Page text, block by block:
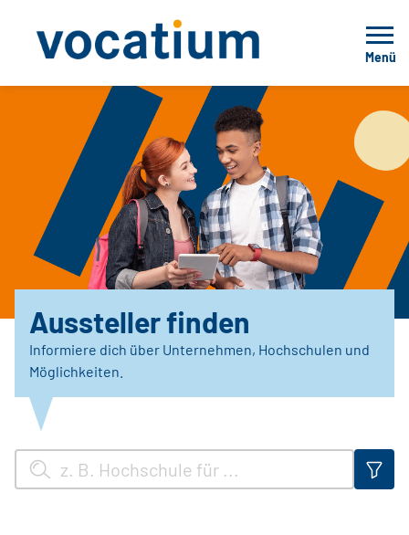
Menü
Aussteller finden
Informiere dich über Unternehmen, Hochschulen und
Möglichkeiten.